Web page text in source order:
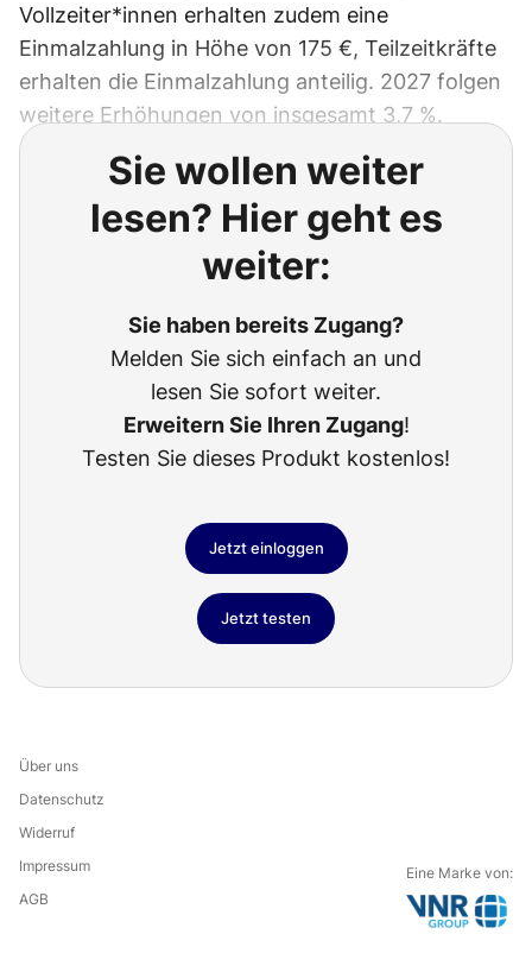
Vollzeiter*innen erhalten zudem eine
Einmalzahlung in Höhe von 175 €, Teilzeitkräfte
erhalten die Einmalzahlung anteilig. 2027 folgen
weitere Erhöhungen von insgesamt 3,7 %.
Sie wollen weiter
lesen? Hier geht es
weiter:
Sie haben bereits Zugang?
Melden Sie sich einfach an und
lesen Sie sofort weiter.
Erweitern Sie Ihren Zugang!
Testen Sie dieses Produkt kostenlos!
Jetzt einloggen
Jetzt testen
Über uns
Datenschutz
Widerruf
Impressum
AGB
Eine Marke von: